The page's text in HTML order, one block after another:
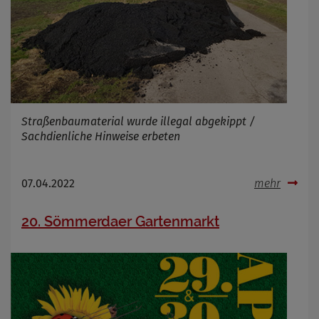
Straßenbaumaterial wurde illegal abgekippt /
Sachdienliche Hinweise erbeten
07.04.2022 mehr
20. Sömmerdaer Gartenmarkt
Infos schließen